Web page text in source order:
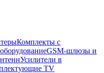
Комплекты с
GSM-шлюзы и
Усилители в
TV